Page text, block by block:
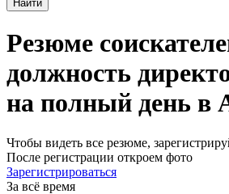
Найти
Резюме
должность
на полный день в
Чтобы видеть все резюме,
После регистрации откроем фото
Зарегистрироваться
За всё время